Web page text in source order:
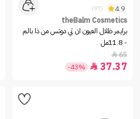
4.9
(97)
theBalm Cosmetics
برايمر ظلال العيون ان تي دوتس من ذا بالم
- 11.8مل
65

37.37

-43%